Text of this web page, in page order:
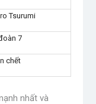
Tsurumi
7
chết
nhất và